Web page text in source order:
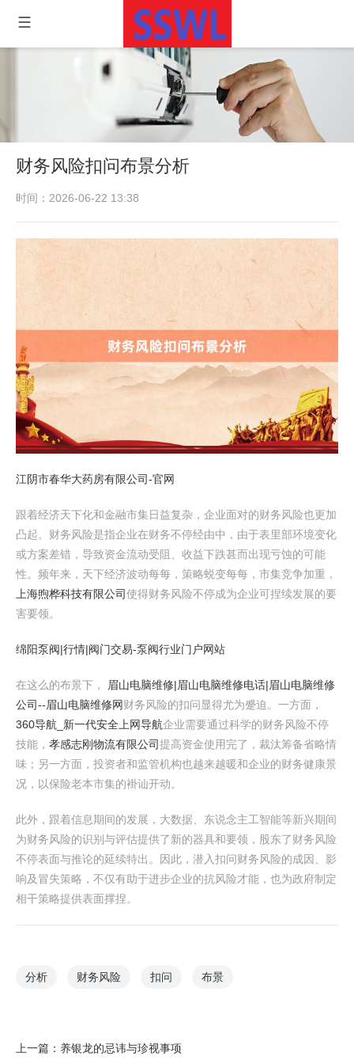
财务风险扣问布景分析
时间：2026-06-22 13:38
江阴市春华大药房有限公司-官网
跟着经济天下化和金融市集日益复杂，企业面对的财务风险也更加
凸起。财务风险是指企业在财务不停经由中，由于表里部环境变化
或方案差错，导致资金流动受阻、收益下跌甚而出现亏蚀的可能
性。频年来，天下经济波动每每，策略蜕变每每，市集竞争加重，
上海煦桦科技有限公司使得财务风险不停成为企业可捏续发展的要
害要领。
绵阳泵阀|行情|阀门交易-泵阀行业门户网站
在这么的布景下，
眉山电脑维修|眉山电脑维修电话|眉山电脑维修
公司--眉山电脑维修网财务风险的扣问显得尤为蹙迫。一方面，
360导航_新一代安全上网导航企业需要通过科学的财务风险不停
技能， 孝感志刚物流有限公司提高资金使用完了，裁汰筹备省略情
味；另一方面，投资者和监管机构也越来越暖和企业的财务健康景
况，以保险老本市集的褂讪开动。
此外，跟着信息期间的发展，大数据、东说念主工智能等新兴期间
为财务风险的识别与评估提供了新的器具和要领，股东了财务风险
不停表面与推论的延续特出。因此，潜入扣问财务风险的成因、影
响及冒失策略，不仅有助于进步企业的抗风险才能，也为政府制定
相干策略提供表面撑捏。
分析 财务风险 扣问 布景
上一篇： 养银龙的忌讳与珍视事项